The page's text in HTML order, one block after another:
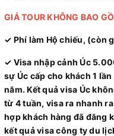
GIÁ TOUR KHÔNG BAO
✓ Phí làm Hộ chiếu, (còn
✓ Visa nhập cảnh Úc
sự Úc cấp cho khách 1
năm. Kết quả visa Úc
từ 4 tuần, visa ra nhanh
hợp khách hàng đã đăng
kết quả visa công ty du